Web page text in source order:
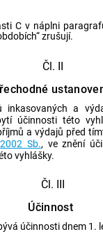
C v náplni
zrušují.
Čl. II
inkasovaných a
účinnosti této
a výdajů před
Sb., ve znění
vyhlášky.
Čl. III
Účinnost
účinnosti dnem 1.